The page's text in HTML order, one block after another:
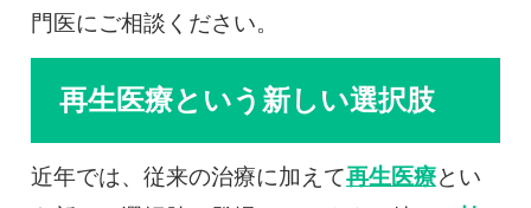
門医にご相談ください。
再生医療という新しい選択肢
近年では、従来の治療に加えて再生医療とい